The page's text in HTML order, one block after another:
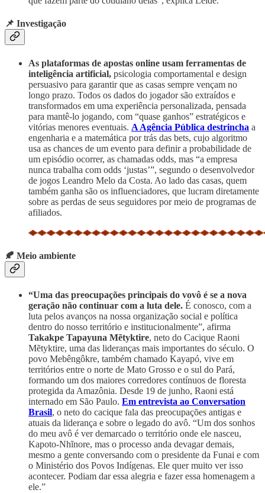
📌 Investigação
As plataformas de apostas online usam ferramentas de
inteligência artificial, psicologia comportamental e design
persuasivo para garantir que as casas sempre vençam no
longo prazo. Todos os dados do jogador são extraídos e
transformados em uma experiência personalizada, pensada
para mantê-lo jogando, com “quase ganhos” estratégicos e
vitórias menores eventuais. A Agência Pública destrincha a
engenharia e a matemática por trás das bets, cujo algoritmo
usa as chances de um evento para definir a probabilidade de
um episódio ocorrer, as chamadas odds, mas “a empresa
nunca trabalha com odds ‘justas’”, segundo o desenvolvedor
de jogos Leandro Melo da Costa. Ao lado das casas, quem
também ganha são os influenciadores, que lucram diretamente
sobre as perdas de seus seguidores por meio de programas de
afiliados.
🍂 Meio ambiente
“Uma das preocupações principais do vovô é se a nova
geração não continuar com a luta dele. É conosco, com a
luta pelos avanços na nossa organização social e política
dentro do nosso território e institucionalmente”, afirma
Takakpe Tapayuna Mẽtyktire, neto do Cacique Raoni
Mẽtyktire, uma das lideranças mais importantes do século. O
povo Mebêngôkre, também chamado Kayapó, vive em
territórios entre o norte de Mato Grosso e o sul do Pará,
formando um dos maiores corredores contínuos de floresta
protegida da Amazônia. Desde 19 de junho, Raoni está
internado em São Paulo. Em entrevista ao Conversation
Brasil, o neto do cacique fala das preocupações antigas e
atuais da liderança e sobre o legado do avô. “Um dos sonhos
do meu avô é ver demarcado o território onde ele nasceu,
Kapoto-Nhĩnore, mas o processo anda devagar demais,
mesmo a gente conversando com o presidente da Funai e com
o Ministério dos Povos Indígenas. Ele quer muito ver isso
acontecer. Podiam dar essa alegria e fazer essa homenagem a
ele.”